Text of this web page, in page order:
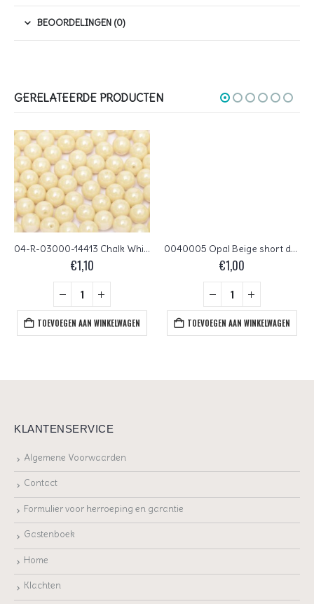
BEOORDELINGEN (0)
GERELATEERDE PRODUCTEN
04-R-03000-14413 Chalk White-Champagne Luster round 4 mm. 100 pc.
€1,10
TOEVOEGEN AAN WINKELWAGEN
0040005 Opal Beige short daggerbead (Tulip Petal) 25 Pc.
€1,00
TOEVOEGEN AAN WINKELWAGEN
KLANTENSERVICE
Algemene Voorwaarden
Contact
Formulier voor herroeping en garantie
Gastenboek
Home
Klachten